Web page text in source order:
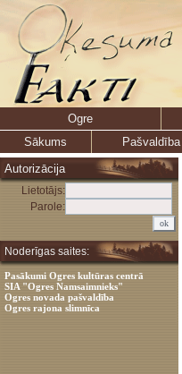
Ogre
Sākums
Pašvaldība
Autorizācija
Lietotājs:
Parole:
Noderīgas saites:
Pasākumi Ogres kultūras centrā
SIA "Ogres Namsaimnieks"
Ogres novada pašvaldība
Ogres rajona slimnīca